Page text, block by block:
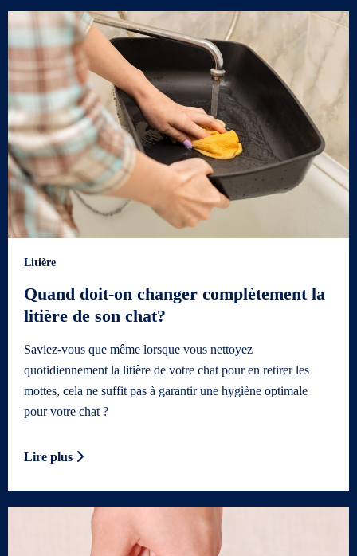
Litière
Quand doit-on changer complètement la
litière de son chat?
Saviez-vous que même lorsque vous nettoyez
quotidiennement la litière de votre chat pour en retirer les
mottes, cela ne suffit pas à garantir une hygiène optimale
pour votre chat ?
Lire plus